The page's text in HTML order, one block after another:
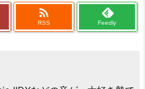

RSS Feedly